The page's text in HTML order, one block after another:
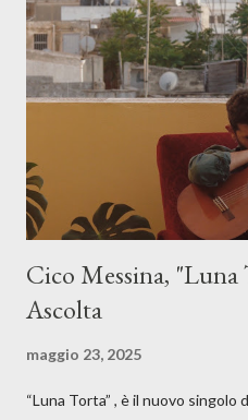
Cico Messina,
Ascolta
maggio 23, 2025
“Luna Torta” , è il nuovo